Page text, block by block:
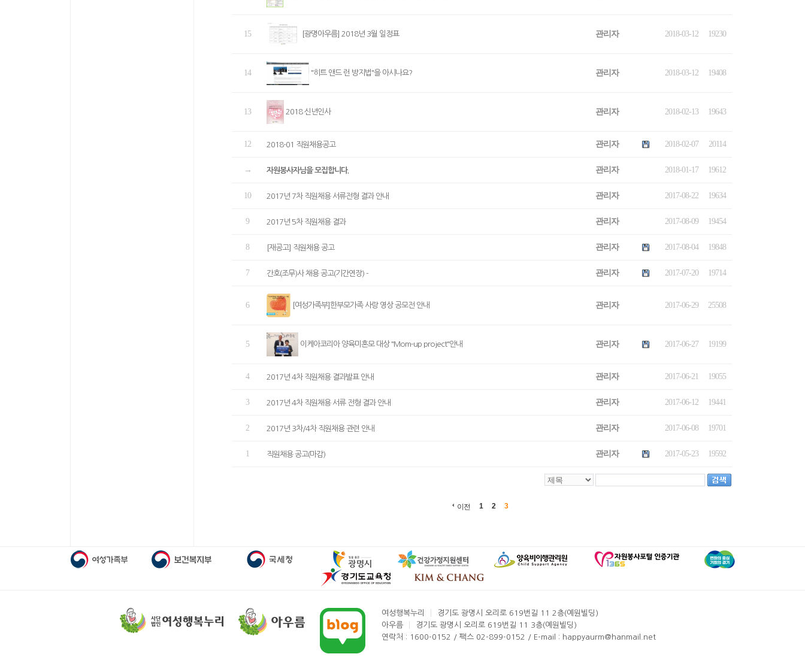
15 [광명아우름] 2018년 3월 일정표 관리자 2018-03-12 19230
14 "히트 앤드 런 방지법"을 아시나요? 관리자 2018-03-12 19408
13 2018 신년인사 관리자 2018-02-13 19643
12 2018-01 직원채용공고 관리자 2018-02-07 20114
→ 자원봉사자님을 모집합니다. 관리자 2018-01-17 19612
10 2017년 7차 직원채용 서류전형 결과 안내 관리자 2017-08-22 19634
9 2017년 5차 직원채용 결과 관리자 2017-08-09 19454
8 [재공고] 직원채용 공고 관리자 2017-08-04 19848
7 간호(조무)사 채용 공고(기간연장) - 관리자 2017-07-20 19714
6 [여성가족부]한부모가족 사랑 영상 공모전 안내 관리자 2017-06-29 25508
5 이케아코리아 양육미혼모 대상 "Mom-up project"안내 관리자 2017-06-27 19199
4 2017년 4차 직원채용 결과발표 안내 관리자 2017-06-21 19055
3 2017년 4차 직원채용 서류 전형 결과 안내 관리자 2017-06-12 19441
2 2017년 3차/4차 직원채용 관련 안내 관리자 2017-06-08 19701
1 직원채용 공고(마감) 관리자 2017-05-23 19592
이전 1 2 3
여성행복누리
경기도 광명시 오리로 619번길 11 2층(예원빌딩)
아우름
경기도 광명시 오리로 619번길 11 3층(예원빌딩)
연락처 : 1600-0152 / 팩스 02-899-0152 / E-mail : happyaurm@hanmail.net